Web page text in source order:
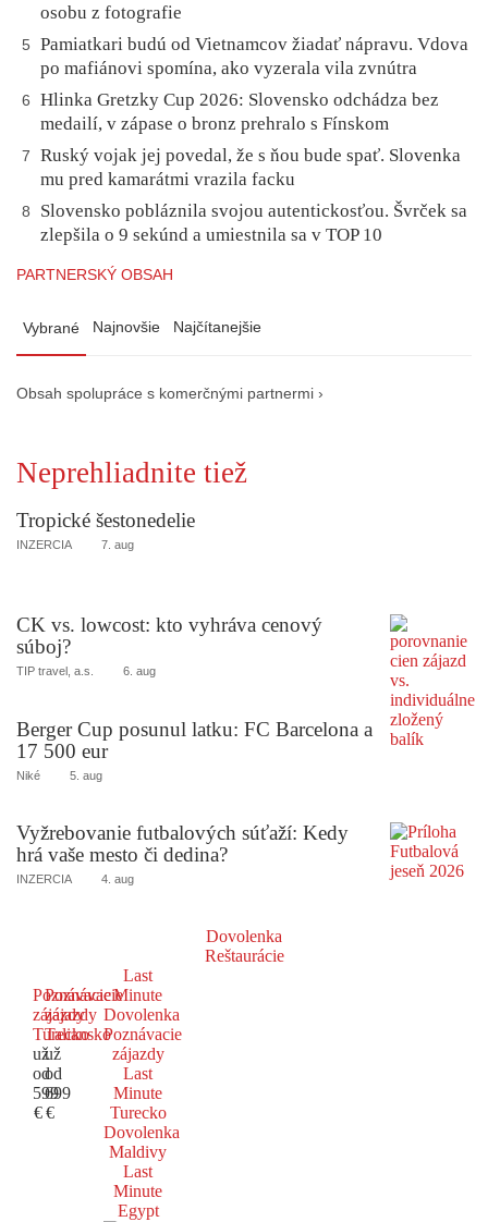
osobu z fotografie
5
Pamiatkari budú od Vietnamcov žiadať nápravu. Vdova
po mafiánovi spomína, ako vyzerala vila zvnútra
6
Hlinka Gretzky Cup 2026: Slovensko odchádza bez
medailí, v zápase o bronz prehralo s Fínskom
7
Ruský vojak jej povedal, že s ňou bude spať. Slovenka
mu pred kamarátmi vrazila facku
8
Slovensko pobláznila svojou autentickosťou. Švrček sa
zlepšila o 9 sekúnd a umiestnila sa v TOP 10
PARTNERSKÝ OBSAH
Vybrané Najnovšie Najčítanejšie
Obsah spolupráce s komerčnými partnermi ›
Neprehliadnite tiež
Tropické šestonedelie
INZERCIA 7. aug
CK vs. lowcost: kto vyhráva cenový
súboj?
TIP travel, a.s. 6. aug
Berger Cup posunul latku: FC Barcelona a
17 500 eur
Niké 5. aug
Vyžrebovanie futbalových súťaží: Kedy
hrá vaše mesto či dedina?
INZERCIA 4. aug
Dovolenka
Reštaurácie
Poznávacie
zájazdy
Turecko
už
od
599
€
Poznávacie
zájazdy
Taliansko
už
od
699
€
Last
Minute
Dovolenka
Poznávacie
zájazdy
Last
Minute
Turecko
Dovolenka
Maldivy
Last
Minute
Egypt